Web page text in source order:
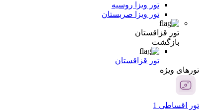
تور ویزا روسیه
تور ویزا صربستان
تور قزاقستان
بازگشت
تور قزاقستان
تور‌های ویژه
تور اقساطی 1